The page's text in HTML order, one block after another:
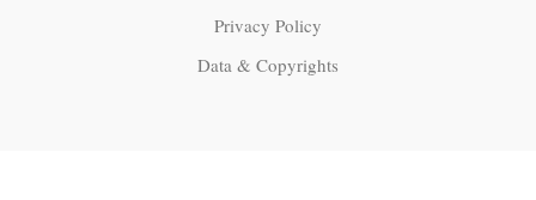
Privacy Policy
Data & Copyrights